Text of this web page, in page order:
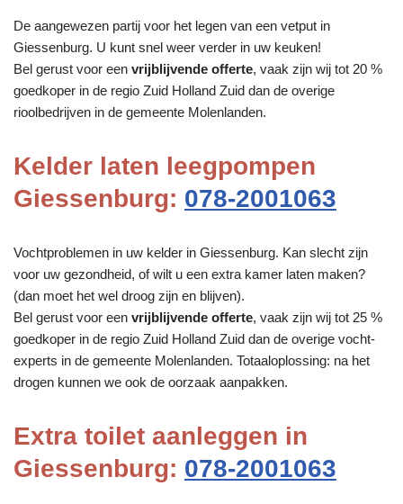
De aangewezen partij voor het legen van een vetput in
Giessenburg. U kunt snel weer verder in uw keuken!
Bel gerust voor een vrijblijvende offerte, vaak zijn wij tot 20 %
goedkoper in de regio Zuid Holland Zuid dan de overige
rioolbedrijven in de gemeente Molenlanden.
Kelder laten leegpompen
Giessenburg: 078-2001063
Vochtproblemen in uw kelder in Giessenburg. Kan slecht zijn
voor uw gezondheid, of wilt u een extra kamer laten maken?
(dan moet het wel droog zijn en blijven).
Bel gerust voor een vrijblijvende offerte, vaak zijn wij tot 25 %
goedkoper in de regio Zuid Holland Zuid dan de overige vocht-
experts in de gemeente Molenlanden. Totaaloplossing: na het
drogen kunnen we ook de oorzaak aanpakken.
Extra toilet aanleggen in
Giessenburg: 078-2001063